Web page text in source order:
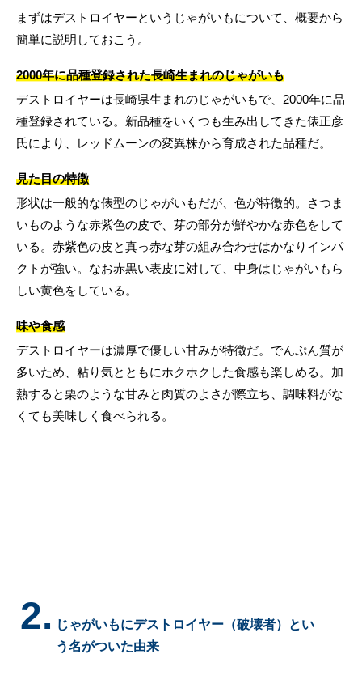
まずはデストロイヤーというじゃがいもについて、概要から
簡単に説明しておこう。
2000年に品種登録された長崎生まれのじゃがいも
デストロイヤーは長崎県生まれのじゃがいもで、2000年に品
種登録されている。新品種をいくつも生み出してきた俵正彦
氏により、レッドムーンの変異株から育成された品種だ。
見た目の特徴
形状は一般的な俵型のじゃがいもだが、色が特徴的。さつま
いものような赤紫色の皮で、芽の部分が鮮やかな赤色をして
いる。赤紫色の皮と真っ赤な芽の組み合わせはかなりインパ
クトが強い。なお赤黒い表皮に対して、中身はじゃがいもら
しい黄色をしている。
味や食感
デストロイヤーは濃厚で優しい甘みが特徴だ。でんぷん質が
多いため、粘り気とともにホクホクした食感も楽しめる。加
熱すると栗のような甘みと肉質のよさが際立ち、調味料がな
くても美味しく食べられる。
2. じゃがいもにデストロイヤー（破壊者）とい
う名がついた由来